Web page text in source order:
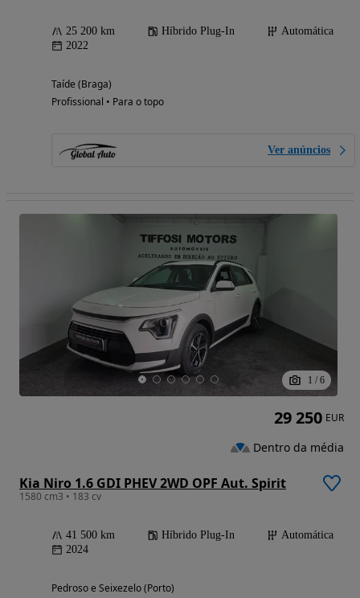
25 200 km Híbrido Plug-In
Automática
2022
Taíde (Braga)
Profissional • Para o topo
Ver anúncios
1 / 6
Kia Niro 1.6 GDI PHEV 2WD OPF Aut. Spirit
1580 cm3 • 183 cv
41 500 km Híbrido Plug-In
Automática
2024
Pedroso e Seixezelo (Porto)
29 250 EUR
Dentro da média